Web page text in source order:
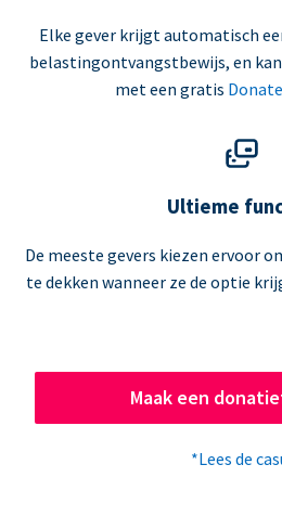
Elke gever krijgt automatisch
belastingontvangstbewijs, en
met een gratis
Ultieme
De meeste gevers kiezen ervoor
te dekken wanneer ze de optie
Maak een
*Lees de